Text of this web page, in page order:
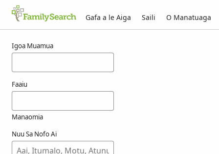
Gafa a le Aiga Saili O Manatuaga
Igoa Muamua
Faaiu
Manaomia
Nuu Sa Nofo Ai